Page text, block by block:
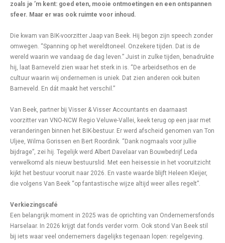
zoals je ’m kent: goed eten, mooie ontmoetingen en een ontspannen
sfeer. Maar er was ook ruimte voor inhoud.
Die kwam van BIK-voorzitter Jaap van Beek. Hij begon zijn speech zonder
omwegen. “Spanning op het wereldtoneel. Onzekere tijden. Dat is de
wereld waarin we vandaag de dag leven.” Juist in zulke tijden, benadrukte
hij, laat Barneveld zien waar het sterk in is. “De arbeidsethos en de
cultuur waarin wij ondernemen is uniek. Dat zien anderen ook buiten
Barneveld. En dát maakt het verschil.”
Van Beek, partner bij Visser & Visser Accountants en daarnaast
voorzitter van VNO-NCW Regio Veluwe-Vallei, keek terug op een jaar met
veranderingen binnen het BIK-bestuur. Er werd afscheid genomen van Ton
Uljee, Wilma Gorissen en Bert Roordink. “Dank nogmaals voor jullie
bijdrage”, zei hij. Tegelijk werd Albert Davelaar van Bouwbedrijf Leda
verwelkomd als nieuw bestuurslid. Met een heisessie in het vooruitzicht
kijkt het bestuur vooruit naar 2026. En vaste waarde blijft Heleen Kleijer,
die volgens Van Beek “op fantastische wijze altijd weer alles regelt”.
Verkiezingscafé
Een belangrijk moment in 2025 was de oprichting van Ondernemersfonds
Harselaar. In 2026 krijgt dat fonds verder vorm. Ook stond Van Beek stil
bij iets waar veel ondernemers dagelijks tegenaan lopen: regelgeving.